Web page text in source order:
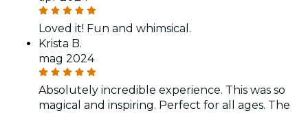
Loved it! Fun and whimsical.
Krista B.
mag 2024
Absolutely incredible experience. This was so
magical and inspiring. Perfect for all ages. The